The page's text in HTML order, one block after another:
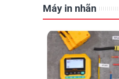
Máy in nhãn